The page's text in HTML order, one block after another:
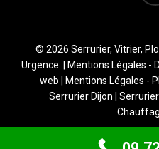
© 2026 Serrurier, Vitrier,
Urgence. |
Mentions Légales -
web
Mentions Légales -
Serrurier Dijon |